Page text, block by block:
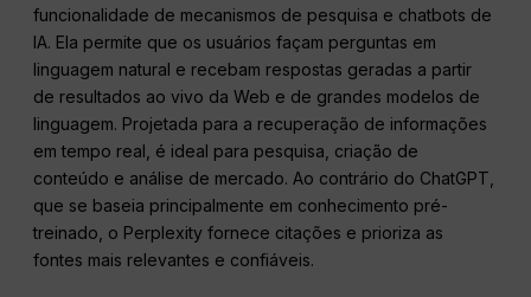
funcionalidade de mecanismos de pesquisa e chatbots de
IA. Ela permite que os usuários façam perguntas em
linguagem natural e recebam respostas geradas a partir
de resultados ao vivo da Web e de grandes modelos de
linguagem. Projetada para a recuperação de informações
em tempo real, é ideal para pesquisa, criação de
conteúdo e análise de mercado. Ao contrário do ChatGPT,
que se baseia principalmente em conhecimento pré-
treinado, o Perplexity fornece citações e prioriza as
fontes mais relevantes e confiáveis.